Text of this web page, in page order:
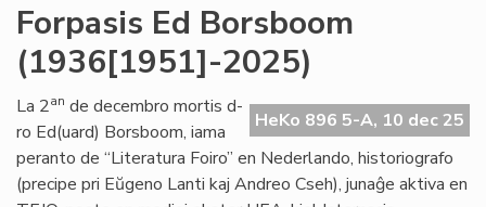
Forpasis Ed Borsboom
(1936[1951]-2025)
HeKo 896 5-A, 10 dec 25
La 2an de decembro mortis d-
ro Ed(uard) Borsboom, iama
peranto de “Literatura Foiro” en Nederlando, historiografo
(precipe pri Eŭgeno Lanti kaj Andreo Cseh), junaĝe aktiva en